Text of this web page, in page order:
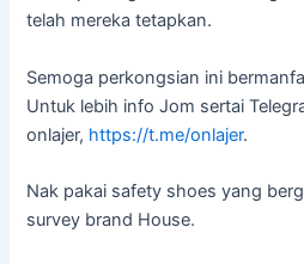
telah mereka tetapkan.
Semoga perkongsian ini
Untuk lebih info Jom sertai
onlajer, https://t.me/onlajer.
Nak pakai safety shoes yang
survey brand House.